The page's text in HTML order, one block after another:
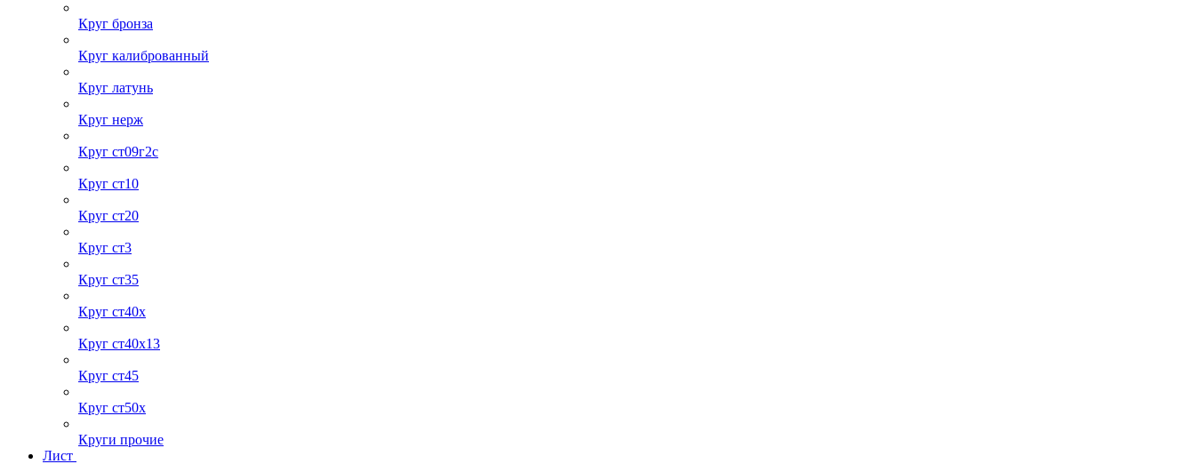
Круг бронза
Круг калиброванный
Круг латунь
Круг нерж
Круг ст09г2с
Круг ст10
Круг ст20
Круг ст3
Круг ст35
Круг ст40х
Круг ст40х13
Круг ст45
Круг ст50х
Круги прочие
Лист